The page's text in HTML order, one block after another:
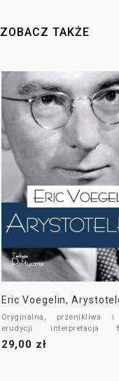
ZOBACZ TAKŻE
Eric Voegelin,
Oryginalna, przenikliwa i
erudycji interpretacja
Arystotelesa.
29,00 zł